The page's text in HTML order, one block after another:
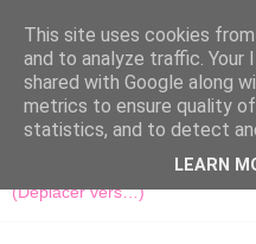
This site uses cookies
and to analyze traffic. Your
shared with Google along
metrics to ensure quality
statistics, and to detect
LEARN